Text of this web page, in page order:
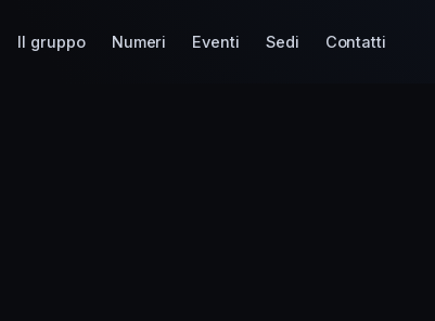
Il gruppo Numeri Eventi Sedi Contatti